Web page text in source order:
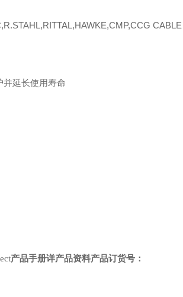
并延长使用寿命
产品手册详产品资料产品订货号：